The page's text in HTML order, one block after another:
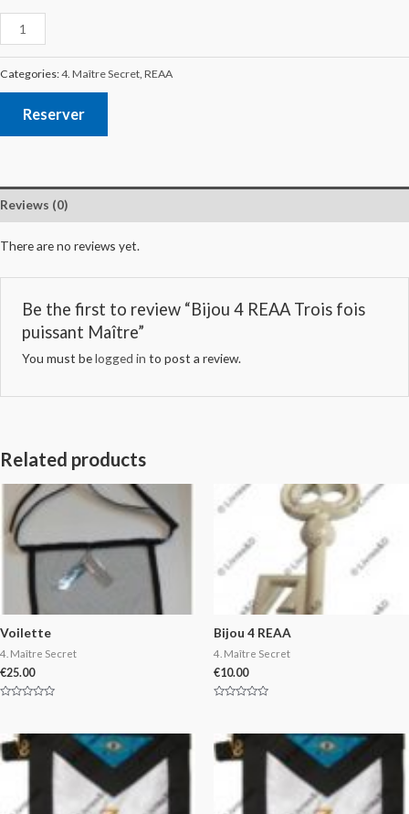
Categories:4. Maître Secret REAA
Reserver
Reviews (0)
There are no reviews yet.
Be the first to review “Bijou 4 REAA Trois fois
puissant Maître”
You must belogged in to post a review.
Related products
Voilette
4. Maître Secret
€25.00
5
Bijou 4 REAA
4. Maître Secret
€10.00
5